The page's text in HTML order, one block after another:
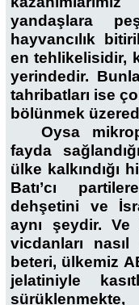
yandaşlara
hayvancılık
en tehlikelisidir,
yerindedir.
tahribatları ise
bölünmek
Oysa
fayda
ülke kalkındığı
Batı’cı
dehşetini ve
aynı şeydir.
vicdanları
beteri, ülkemiz
jelatiniyle